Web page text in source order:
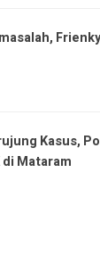
Frienky
Kasus,
Mataram